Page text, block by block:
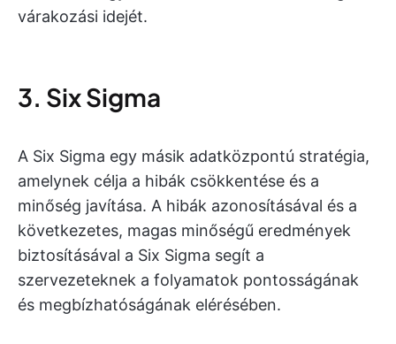
várakozási idejét.
3. Six Sigma
A Six Sigma egy másik adatközpontú stratégia,
amelynek célja a hibák csökkentése és a
minőség javítása. A hibák azonosításával és a
következetes, magas minőségű eredmények
biztosításával a Six Sigma segít a
szervezeteknek a folyamatok pontosságának
és megbízhatóságának elérésében.